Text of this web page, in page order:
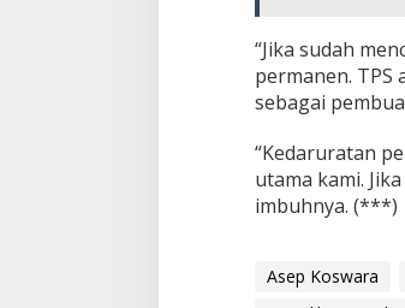
“Jika sudah
permanen.
sebagai
“Kedaruratan
utama kami.
imbuhnya. (***)
Asep Koswara